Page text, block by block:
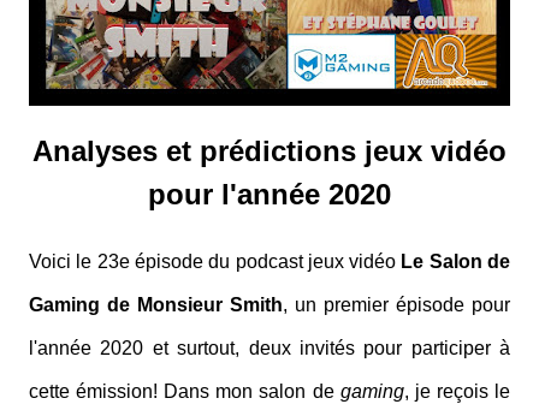
Analyses et prédictions jeux vidéo
pour l'année 2020
Voici le 23e épisode du podcast jeux vidéo Le Salon de
Gaming de Monsieur Smith, un premier épisode pour
l'année 2020 et surtout, deux invités pour participer à
cette émission! Dans mon salon de gaming, je reçois le